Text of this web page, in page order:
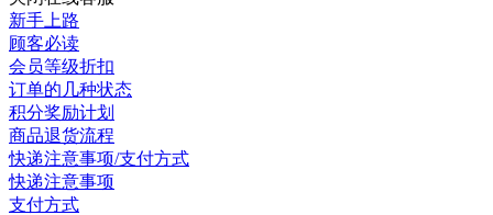
新手上路
顾客必读
会员等级折扣
订单的几种状态
积分奖励计划
商品退货流程
快递注意事项/支付方式
快递注意事项
支付方式